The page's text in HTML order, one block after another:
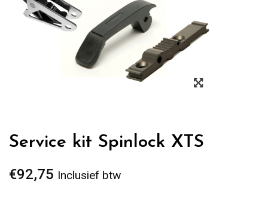
Service kit Spinlock XTS
€92,75 Inclusief btw